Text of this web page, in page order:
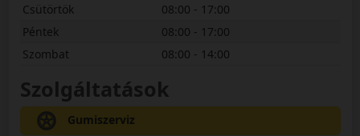
Csütörtök
08:00 - 17:00
Péntek
08:00 - 17:00
Szombat
08:00 - 14:00
Szolgáltatások
Gumiszerviz